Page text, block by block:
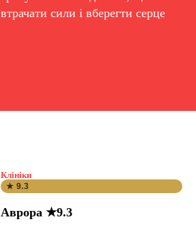
втрачати сили і вберегти серце
Клініки
★ 9.3
Аврора ★9.3